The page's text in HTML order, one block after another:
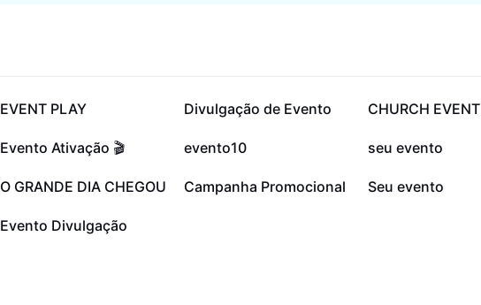
52,2 mil
EVENT PLAY 41,2 mil
Divulgação de Evento 29,4 mil
CHURCH EVENT
9,8 mil
Evento Ativação 🎬 7,7 mil
evento10 7,7 mil
seu evento
1,8 mil
O GRANDE DIA CHEGOU 1,8 mil
Campanha Promocional 1,6 mil
Seu evento
2
Evento Divulgação